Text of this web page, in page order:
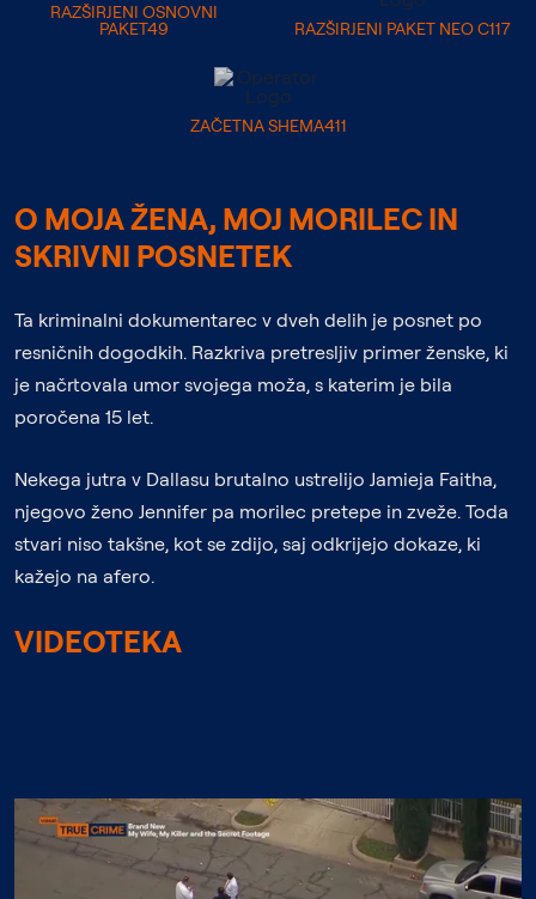
RAZŠIRJENI OSNOVNI
PAKET49
RAZŠIRJENI PAKET NEO C117
ZAČETNA SHEMA411
O MOJA ŽENA, MOJ MORILEC IN
SKRIVNI POSNETEK
Ta kriminalni dokumentarec v dveh delih je posnet po
resničnih dogodkih. Razkriva pretresljiv primer ženske, ki
je načrtovala umor svojega moža, s katerim je bila
poročena 15 let.
Nekega jutra v Dallasu brutalno ustrelijo Jamieja Faitha,
njegovo ženo Jennifer pa morilec pretepe in zveže. Toda
stvari niso takšne, kot se zdijo, saj odkrijejo dokaze, ki
kažejo na afero.
VIDEOTEKA